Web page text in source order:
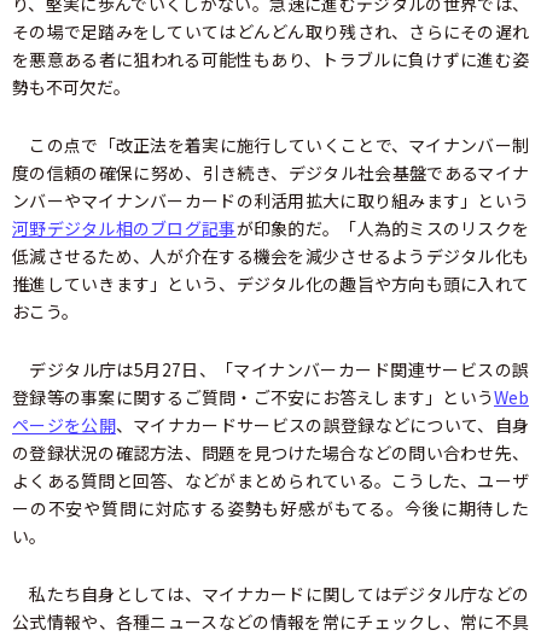
その場で足踏みをしていてはどんどん取り残され、さらにその遅れ
を悪意ある者に狙われる可能性もあり、トラブルに負けずに進む姿
勢も不可欠だ。
この点で「改正法を着実に施行していくことで、マイナンバー制
度の信頼の確保に努め、引き続き、デジタル社会基盤であるマイナ
ンバーやマイナンバーカードの利活用拡大に取り組みます」という
河野デジタル相のブログ記事が印象的だ。「人為的ミスのリスクを
低減させるため、人が介在する機会を減少させるようデジタル化も
推進していきます」という、デジタル化の趣旨や方向も頭に入れて
おこう。
デジタル庁は5月27日、「マイナンバーカード関連サービスの誤
登録等の事案に関するご質問・ご不安にお答えします」というWeb
ページを公開、マイナカードサービスの誤登録などについて、自身
の登録状況の確認方法、問題を見つけた場合などの問い合わせ先、
よくある質問と回答、などがまとめられている。こうした、ユーザ
ーの不安や質問に対応する姿勢も好感がもてる。今後に期待した
い。
私たち自身としては、マイナカードに関してはデジタル庁などの
公式情報や、各種ニュースなどの情報を常にチェックし、常に不具